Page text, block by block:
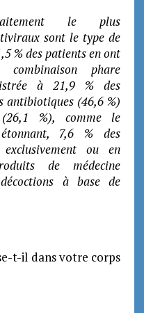
le plus
sont le type de
% des patients en ont
phare
à 21,9 % des
antibiotiques (46,6 %)
%), comme le
7,6 % des
ou en
de médecine
à base de